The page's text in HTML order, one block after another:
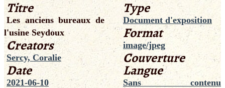
Titre
Les anciens bureaux de
l'usine Seydoux
Creators
Sercy, Coralie
Date
2021-06-10
Type
Document d'exposition
Format
image/jpeg
Couverture
Langue
Sans contenu